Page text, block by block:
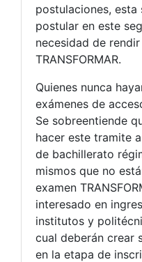
postulaciones, esta
postular en este
necesidad de
TRANSFORMAR.
Quienes nunca
exámenes de
Se sobreentiende
hacer este tramite
de bachillerato
mismos que no
examen
interesado en
institutos y
cual deberán crear
en la etapa de